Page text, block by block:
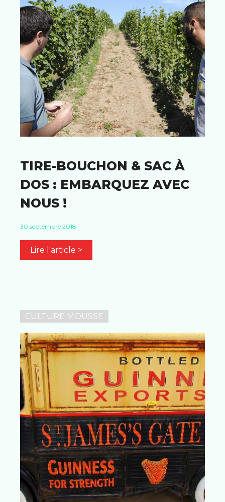
TIRE-BOUCHON & SAC À
DOS : EMBARQUEZ AVEC
NOUS !
30 septembre 2018
Lire l'article >
CULTURE MOUSSE